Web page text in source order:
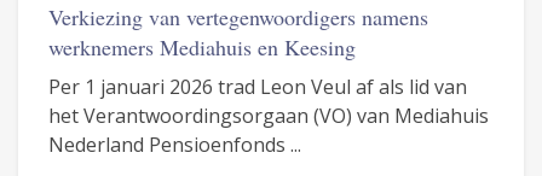
Verkiezing van vertegenwoordigers namens
werknemers Mediahuis en Keesing
Per 1 januari 2026 trad Leon Veul af als lid van
het Verantwoordingsorgaan (VO) van Mediahuis
Nederland Pensioenfonds ...